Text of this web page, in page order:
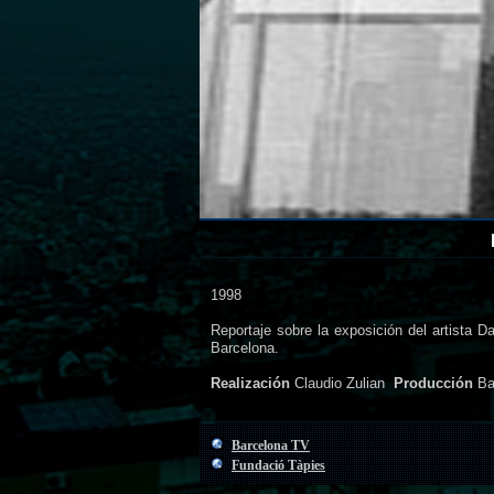
1998
Reportaje sobre la exposición del artista
Barcelona.
Realización Claudio Zulian Producción
Barcelona TV
Fundació Tàpies